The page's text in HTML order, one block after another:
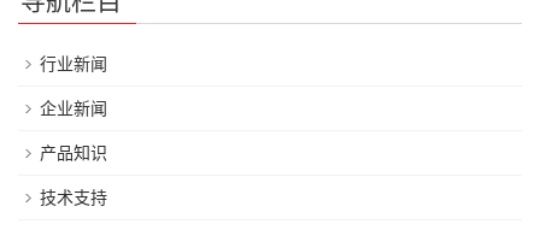
行业新闻
企业新闻
产品知识
技术支持